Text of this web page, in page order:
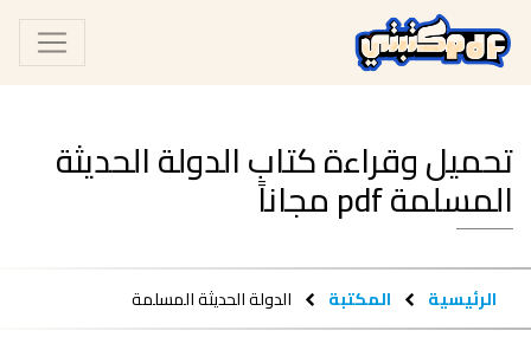
تحميل وقراءة كتاب الدولة الحديثة
المسلمة pdf مجاناً
الرئيسية المكتبة الدولة الحديثة المسلمة